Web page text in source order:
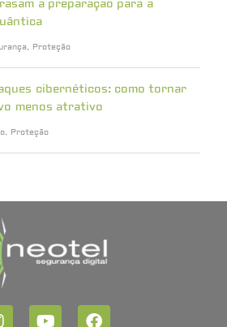
a preparação para a
Proteção
cibernéticos: como tornar
menos atrativo
Proteção